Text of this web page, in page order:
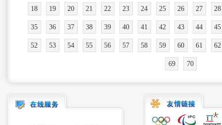
18 19 20 21 22 23 24 25 26 27 28
35 36 37 38 39 40 41 42 43 44 45
52 53 54 55 56 57 58 59 60 61 62
69 70